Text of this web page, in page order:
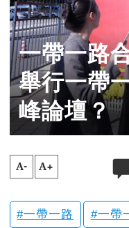
一帶一路
舉行一帶
峰論壇？
A- A+
一帶一路 一帶